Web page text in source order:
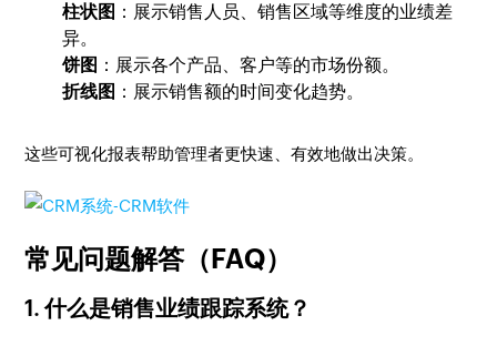
柱状图 ：展示销售人员、销售区域等维度的业绩差
异。
饼图 ：展示各个产品、客户等的市场份额。
折线图 ：展示销售额的时间变化趋势。
这些可视化报表帮助管理者更快速、有效地做出决策。
常见问题解答（FAQ）
1. 什么是销售业绩跟踪系统？